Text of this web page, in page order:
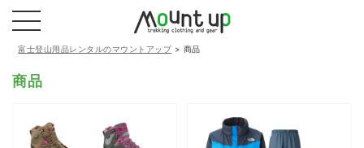
富士登山用品レンタルのマウントアップ> 商品
商品